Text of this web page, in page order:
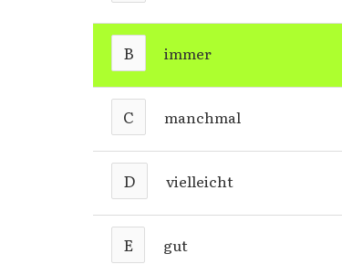
B immer
C manchmal
D vielleicht
E gut